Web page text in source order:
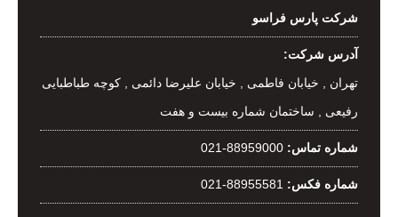
شرکت پارس فراسو
آدرس شرکت:
تهران , خيابان فاطمی , خیابان عليرضا دائمی , کوچه طباطبایی
رفيعی , ساختمان شماره بیست و هفت
شماره تماس: 021-88959000
شماره فکس: 021-88955581